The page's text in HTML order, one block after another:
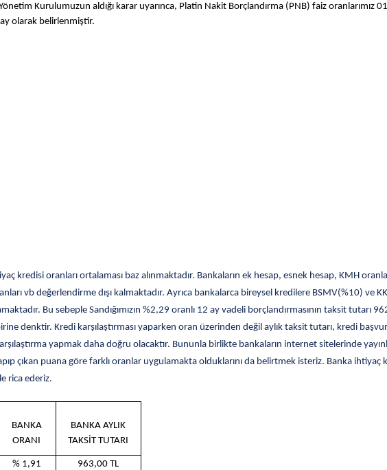
Kurulumuzun aldığı karar uyarınca, Platin Nakit Borçlandırma (PNB) faiz oranlarımız
olarak belirlenmiştir.
kredisi oranları ortalaması baz alınmaktadır. Bankaların ek hesap, esnek hesap, KMH
vb değerlendirme dışı kalmaktadır. Ayrıca bankalarca bireysel kredilere BSMV(%10) ve
Bu sebeple Sandığımızın %2,29 oranlı 12 ay vadeli borçlandırmasının taksit tutarı
denktir. Kredi karşılaştırması yaparken oran üzerinden değil aylık taksit tutarı, kredi
yapmak daha doğru olacaktır. Bununla birlikte bankaların internet sitelerinde
çıkan puana göre farklı oranlar uygulamakta olduklarını da belirtmek isteriz. Banka ihtiyaç
rica ederiz.
BANKA
ORANI
BANKA AYLIK
TAKSİT TUTARI
% 1,91 963,00 TL